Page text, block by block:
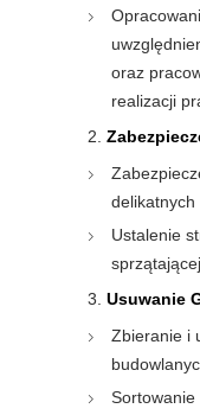
oraz
realizacji
delikatnych
Ustalenie
sprzątającej.
Usuwanie
Zbieranie i